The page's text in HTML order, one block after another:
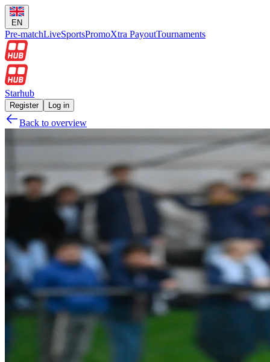
EN
Pre-matchLiveSportsPromoXtra PayoutTournaments
Starhub
Register Log in
Back to overview